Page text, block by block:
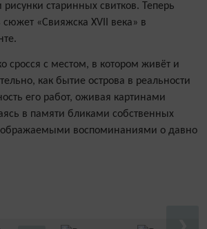
старинных свитков. Теперь
сюжет «Свияжска XVII века» в
сросся с местом, в котором живёт и
как бытие острова в реальности
его работ, оживая картинами
в памяти бликами собственных
воспоминаниями о давно